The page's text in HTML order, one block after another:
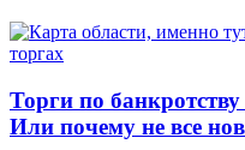
Торги по
Или почему не все